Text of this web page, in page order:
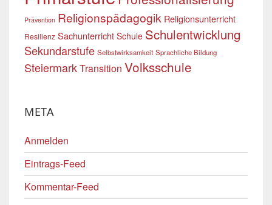
Prävention Religionspädagogik Religionsunterricht
Resilienz Sachunterricht Schule Schulentwicklung
Sekundarstufe Selbstwirksamkeit Sprachliche Bildung
SteiermarkTransition Volksschule
META
Anmelden
Eintrags-Feed
Kommentar-Feed